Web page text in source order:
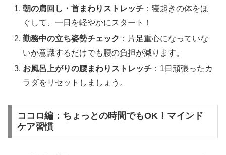
朝の肩回し・首まわりストレッチ ：寝起きの体をほ
ぐして、一日を軽やかにスタート！
勤務中の立ち姿勢チェック ：片足重心になっていな
いか意識するだけでも腰の負担が減ります。
お風呂上がりの腰まわりストレッチ ：1日頑張ったカ
ラダをリセットしましょう。
ココロ編：ちょっとの時間でもOK！マインド
ケア習慣